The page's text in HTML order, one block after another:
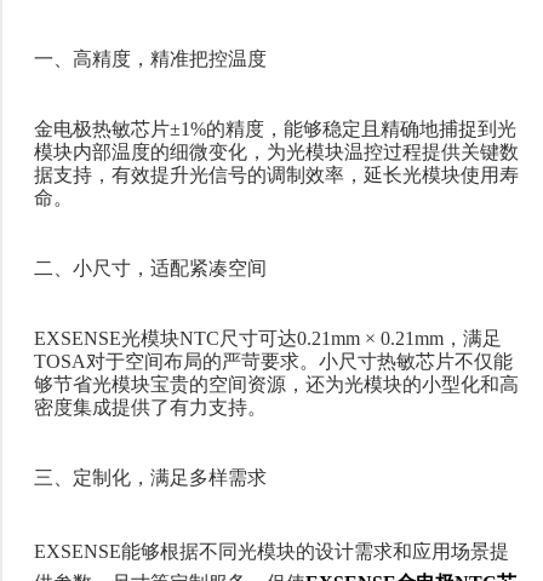
一、高精度，精准把控温度
金电极热敏芯片±1%的精度，能够稳定且精确地捕捉到光
模块内部温度的细微变化，为光模块温控过程提供关键数
据支持，有效提升光信号的调制效率，延长光模块使用寿
命。
二、小尺寸，适配紧凑空间
EXSENSE光模块NTC尺寸可达0.21mm × 0.21mm，满足
TOSA对于空间布局的严苛要求。小尺寸热敏芯片不仅能
够节省光模块宝贵的空间资源，还为光模块的小型化和高
密度集成提供了有力支持。
三、定制化，满足多样需求
EXSENSE能够根据不同光模块的设计需求和应用场景提